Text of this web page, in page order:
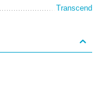
Transcend